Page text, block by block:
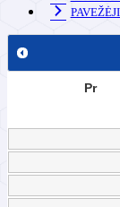
Pr